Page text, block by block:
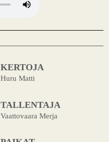
KERTOJA
Huru Matti
TALLENTAJA
Vaattovaara Merja